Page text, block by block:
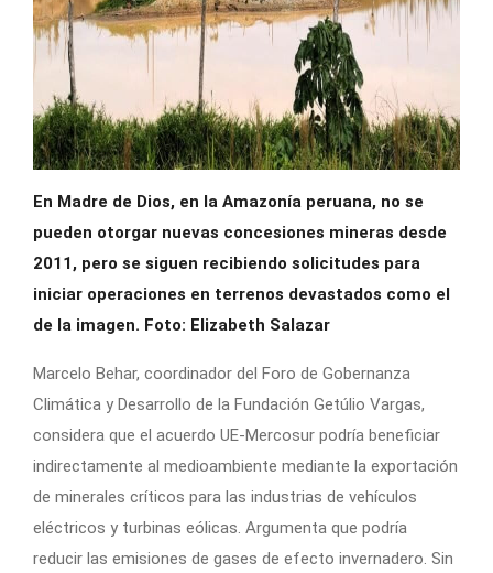
En Madre de Dios, en la Amazonía peruana, no se
pueden otorgar nuevas concesiones mineras desde
2011, pero se siguen recibiendo solicitudes para
iniciar operaciones en terrenos devastados como el
de la imagen. Foto: Elizabeth Salazar
Marcelo Behar, coordinador del Foro de Gobernanza
Climática y Desarrollo de la Fundación Getúlio Vargas,
considera que el acuerdo UE-Mercosur podría beneficiar
indirectamente al medioambiente mediante la exportación
de minerales críticos para las industrias de vehículos
eléctricos y turbinas eólicas. Argumenta que podría
reducir las emisiones de gases de efecto invernadero. Sin